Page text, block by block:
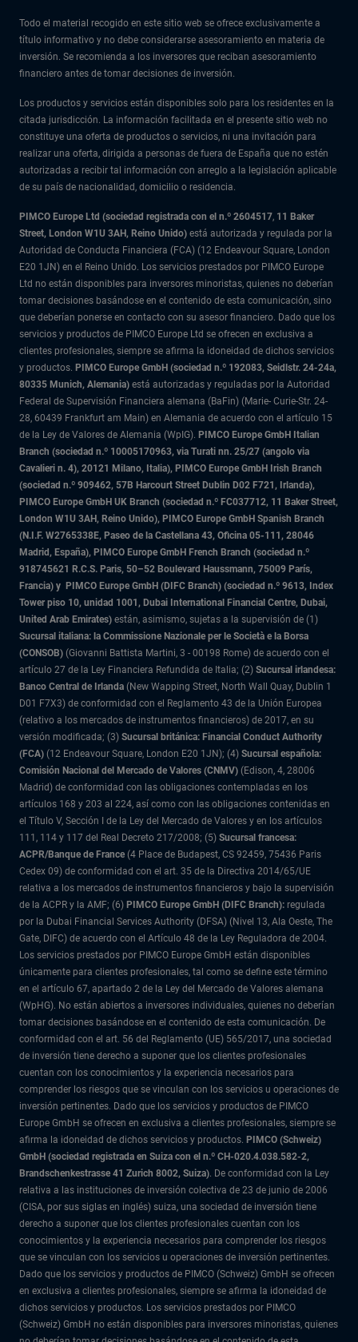
Todo el material recogido en este sitio web se ofrece exclusivamente a
título informativo y no debe considerarse asesoramiento en materia de
inversión. Se recomienda a los inversores que reciban asesoramiento
financiero antes de tomar decisiones de inversión.
Los productos y servicios están disponibles solo para los residentes en la
citada jurisdicción. La información facilitada en el presente sitio web no
constituye una oferta de productos o servicios, ni una invitación para
realizar una oferta, dirigida a personas de fuera de España que no estén
autorizadas a recibir tal información con arreglo a la legislación aplicable
de su país de nacionalidad, domicilio o residencia.
PIMCO Europe Ltd (sociedad registrada con el n.º 2604517, 11 Baker
Street, London W1U 3AH, Reino Unido) está autorizada y regulada por la
Autoridad de Conducta Financiera (FCA) (12 Endeavour Square, London
E20 1JN) en el Reino Unido. Los servicios prestados por PIMCO Europe
Ltd no están disponibles para inversores minoristas, quienes no deberían
tomar decisiones basándose en el contenido de esta comunicación, sino
que deberían ponerse en contacto con su asesor financiero. Dado que los
servicios y productos de PIMCO Europe Ltd se ofrecen en exclusiva a
clientes profesionales, siempre se afirma la idoneidad de dichos servicios
y productos. PIMCO Europe GmbH (sociedad n.º 192083, Seidlstr. 24-24a,
80335 Munich, Alemania) está autorizadas y reguladas por la Autoridad
Federal de Supervisión Financiera alemana (BaFin) (Marie- Curie-Str. 24-
28, 60439 Frankfurt am Main) en Alemania de acuerdo con el artículo 15
de la Ley de Valores de Alemania (WpIG). PIMCO Europe GmbH Italian
Branch (sociedad n.º 10005170963, via Turati nn. 25/27 (angolo via
Cavalieri n. 4), 20121 Milano, Italia), PIMCO Europe GmbH Irish Branch
(sociedad n.º 909462, 57B Harcourt Street Dublin D02 F721, Irlanda),
PIMCO Europe GmbH UK Branch (sociedad n.º FC037712, 11 Baker Street,
London W1U 3AH, Reino Unido), PIMCO Europe GmbH Spanish Branch
(N.I.F. W2765338E, Paseo de la Castellana 43, Oficina 05-111, 28046
Madrid, España), PIMCO Europe GmbH French Branch (sociedad n.º
918745621 R.C.S. Paris, 50–52 Boulevard Haussmann, 75009 París,
Francia) y PIMCO Europe GmbH (DIFC Branch) (sociedad n.º 9613, Index
Tower piso 10, unidad 1001, Dubai International Financial Centre, Dubai,
United Arab Emirates) están, asimismo, sujetas a la supervisión de (1)
Sucursal italiana: la Commissione Nazionale per le Società e la Borsa
(CONSOB) (Giovanni Battista Martini, 3 - 00198 Rome) de acuerdo con el
artículo 27 de la Ley Financiera Refundida de Italia; (2) Sucursal irlandesa:
Banco Central de Irlanda (New Wapping Street, North Wall Quay, Dublin 1
D01 F7X3) de conformidad con el Reglamento 43 de la Unión Europea
(relativo a los mercados de instrumentos financieros) de 2017, en su
versión modificada; (3) Sucursal británica: Financial Conduct Authority
(FCA) (12 Endeavour Square, London E20 1JN); (4) Sucursal española:
Comisión Nacional del Mercado de Valores (CNMV) (Edison, 4, 28006
Madrid) de conformidad con las obligaciones contempladas en los
artículos 168 y 203 al 224, así como con las obligaciones contenidas en
el Título V, Sección I de la Ley del Mercado de Valores y en los artículos
111, 114 y 117 del Real Decreto 217/2008; (5) Sucursal francesa:
ACPR/Banque de France (4 Place de Budapest, CS 92459, 75436 Paris
Cedex 09) de conformidad con el art. 35 de la Directiva 2014/65/UE
relativa a los mercados de instrumentos financieros y bajo la supervisión
de la ACPR y la AMF; (6) PIMCO Europe GmbH (DIFC Branch): regulada
por la Dubai Financial Services Authority (DFSA) (Nivel 13, Ala Oeste, The
Gate, DIFC) de acuerdo con el Artículo 48 de la Ley Reguladora de 2004.
Los servicios prestados por PIMCO Europe GmbH están disponibles
únicamente para clientes profesionales, tal como se define este término
en el artículo 67, apartado 2 de la Ley del Mercado de Valores alemana
(WpHG). No están abiertos a inversores individuales, quienes no deberían
tomar decisiones basándose en el contenido de esta comunicación. De
conformidad con el art. 56 del Reglamento (UE) 565/2017, una sociedad
de inversión tiene derecho a suponer que los clientes profesionales
cuentan con los conocimientos y la experiencia necesarios para
comprender los riesgos que se vinculan con los servicios u operaciones de
inversión pertinentes. Dado que los servicios y productos de PIMCO
Europe GmbH se ofrecen en exclusiva a clientes profesionales, siempre se
afirma la idoneidad de dichos servicios y productos. PIMCO (Schweiz)
GmbH (sociedad registrada en Suiza con el n.º CH-020.4.038.582-2,
Brandschenkestrasse 41 Zurich 8002, Suiza). De conformidad con la Ley
relativa a las instituciones de inversión colectiva de 23 de junio de 2006
(CISA, por sus siglas en inglés) suiza, una sociedad de inversión tiene
derecho a suponer que los clientes profesionales cuentan con los
conocimientos y la experiencia necesarios para comprender los riesgos
que se vinculan con los servicios u operaciones de inversión pertinentes.
Dado que los servicios y productos de PIMCO (Schweiz) GmbH se ofrecen
en exclusiva a clientes profesionales, siempre se afirma la idoneidad de
dichos servicios y productos. Los servicios prestados por PIMCO
(Schweiz) GmbH no están disponibles para inversores minoristas, quienes